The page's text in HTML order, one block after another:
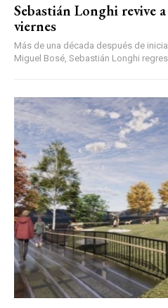
Sebastián Longhi revive
viernes
Más de una década después de
Miguel Bosé, Sebastián Longhi